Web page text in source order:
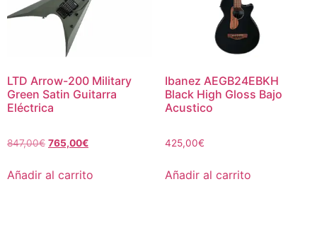
LTD Arrow-200 Military
Green Satin Guitarra
Eléctrica
847,00€ 765,00€
Añadir al carrito
Ibanez AEGB24EBKH
Black High Gloss Bajo
Acustico
425,00€
Añadir al carrito